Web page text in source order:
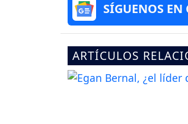
SÍGUENOS EN
ARTÍCULOS